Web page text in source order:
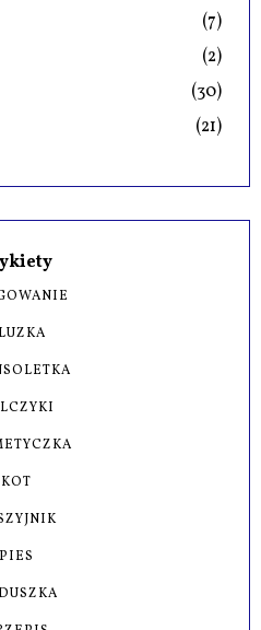
(7)
(2)
(30)
(21)
KOT
PIES